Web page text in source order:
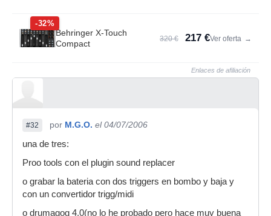
-32%
Behringer X-Touch
Compact
320 € 217 €Ver oferta →
Enlaces de afiliación
#32 por M.G.O. el 04/07/2006
una de tres:
Proo tools con el plugin sound replacer
o grabar la bateria con dos triggers en bombo y baja y
con un convertidor trigg/midi
o drumagog 4.0(no lo he probado pero hace muy buena